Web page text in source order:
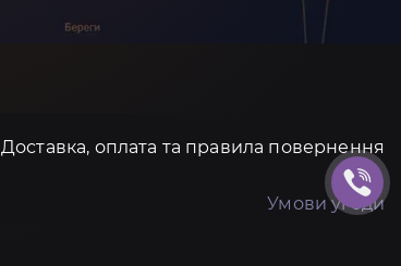
Доставка, оплата та правила повернення
Умови угоди